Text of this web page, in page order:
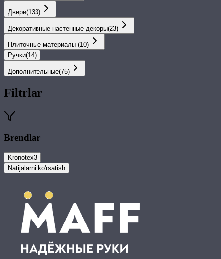
Двери(133)
Декоративные настенные декоры(23)
Плиточные материалы (10)
Ручки(14)
Дополнительные(75)
Filtrlar
Brendlar
Kronotex3
Natijalarni ko'rsatish